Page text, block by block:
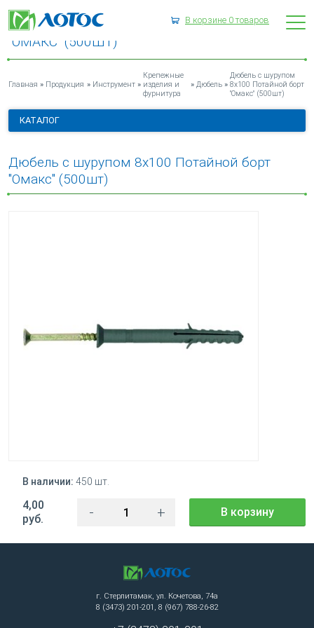
В корзине 0товаров
ДЮБЕЛЬ С ШУРУПОМ 8Х100 ПОТАЙНОЙ БОРТ
"ОМАКС" (500ШТ)
Главная » Продукция » Инструмент »
Крепежные
изделия и
фурнитура
» Дюбель »
Дюбель с шурупом
8х100 Потайной борт
"Омакс" (500шт)
КАТАЛОГ
Дюбель с шурупом 8х100 Потайной борт
"Омакс" (500шт)
В наличии: 450 шт.
4,00
руб.
- + В корзину
г. Стерлитамак, ул. Кочетова, 74а
8 (3473) 201-201, 8 (967) 788-26-82